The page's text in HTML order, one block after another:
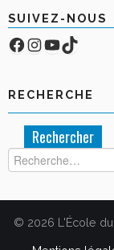
SUIVEZ-NOUS
Facebook
Compte Instagram
YouTube
TikTok
RECHERCHE
Rechercher :
© 2026 L'École